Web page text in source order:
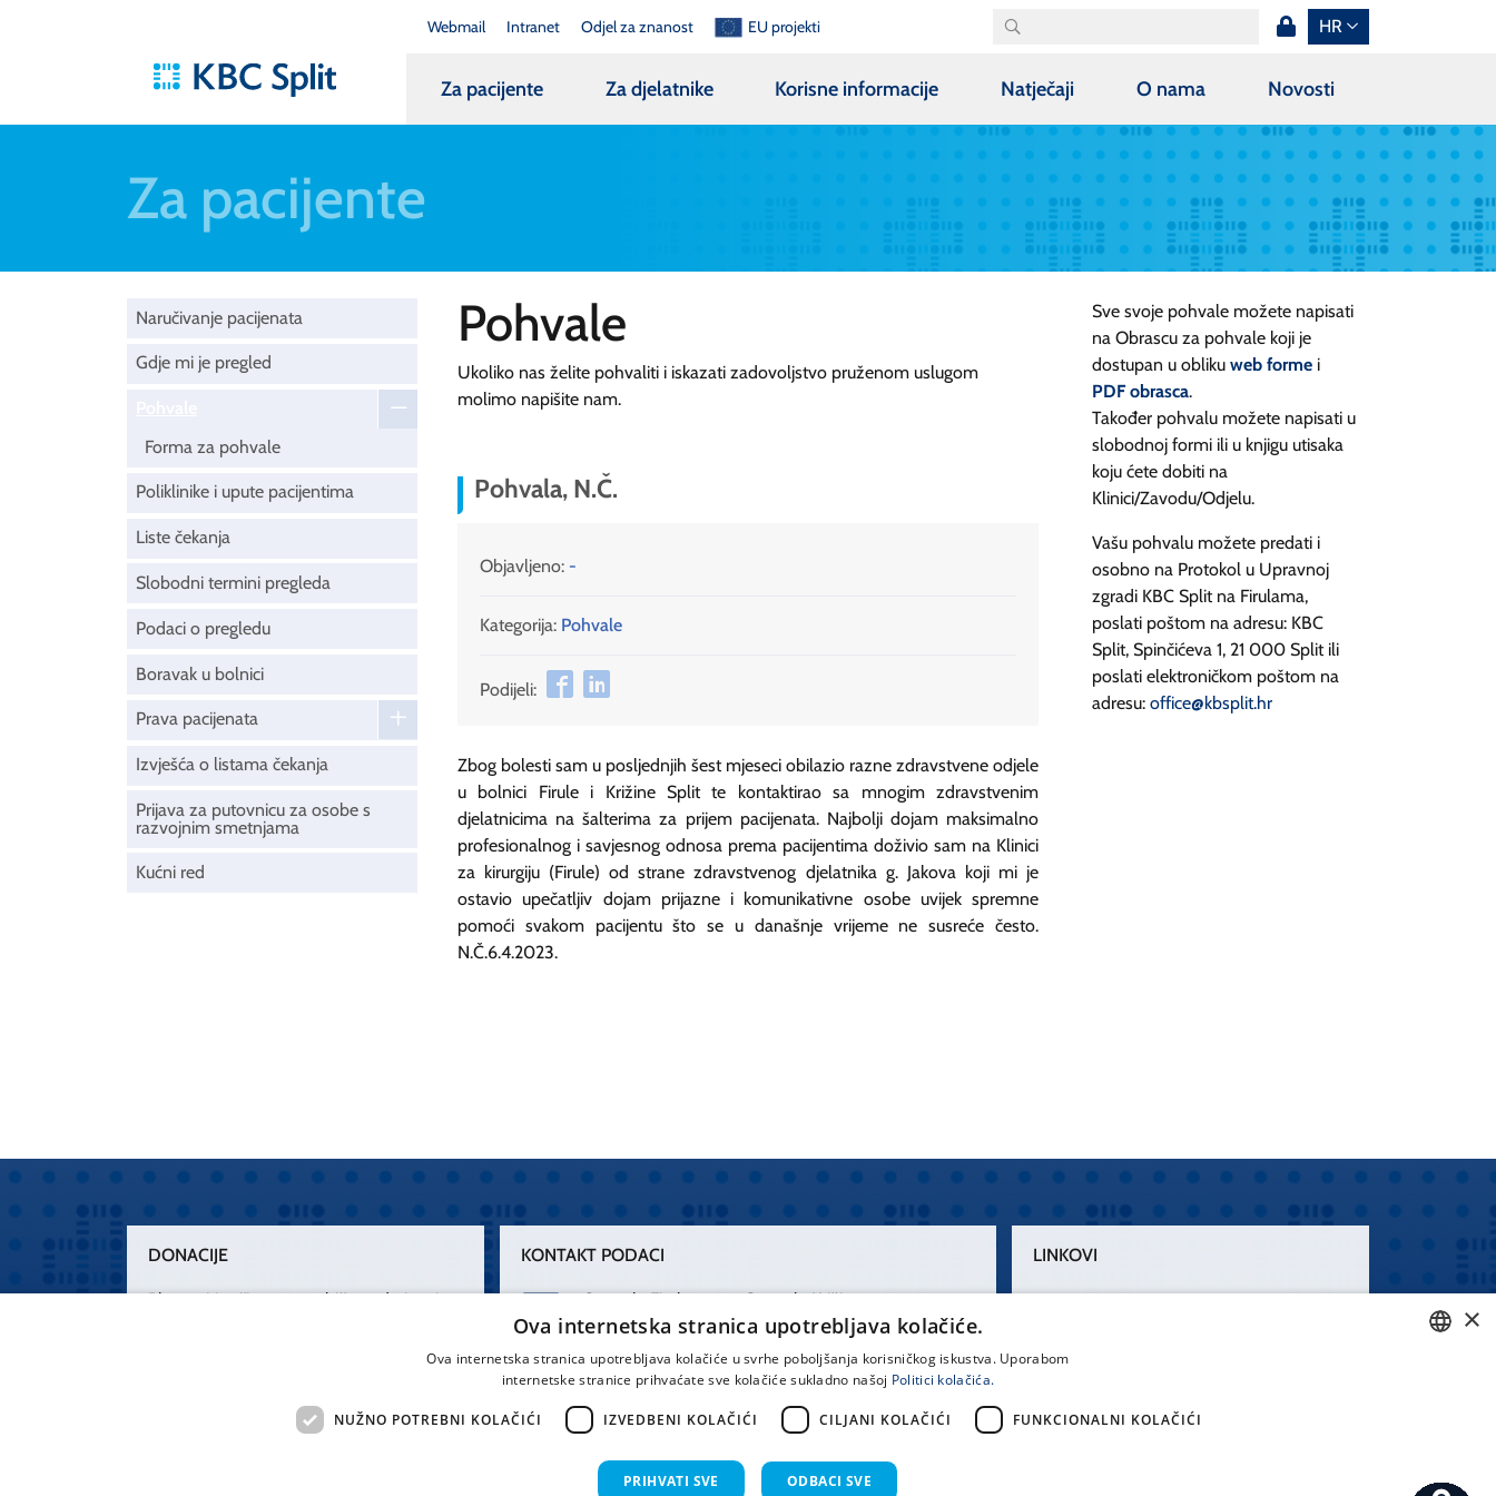
Webmail Intranet Odjel za znanost EU projekti HR
Za pacijente Za djelatnike Korisne informacije Natječaji O nama Novosti
Za pacijente
Naručivanje pacijenata
Gdje mi je pregled
Forma za pohvale
Poliklinike i upute pacijentima
Liste čekanja
Slobodni termini pregleda
Podaci o pregledu
Boravak u bolnici
Prava pacijenata
Izvješća o listama čekanja
Prijava za putovnicu za osobe s
razvojnim smetnjama
Kućni red
Pohvale
Ukoliko nas želite pohvaliti i iskazati zadovoljstvo pruženom uslugom
molimo napišite nam.
Pohvala, N.Č.
Objavljeno: -
Kategorija: Pohvale
Podijeli:
Zbog bolesti sam u posljednjih šest mjeseci obilazio razne zdravstvene odjele
u bolnici Firule i Križine Split te kontaktirao sa mnogim zdravstvenim
djelatnicima na šalterima za prijem pacijenata. Najbolji dojam maksimalno
profesionalnog i savjesnog odnosa prema pacijentima doživio sam na Klinici
za kirurgiju (Firule) od strane zdravstvenog djelatnika g. Jakova koji mi je
ostavio upečatljiv dojam prijazne i komunikativne osobe uvijek spremne
pomoći svakom pacijentu što se u današnje vrijeme ne susreće često.
N.Č.6.4.2023.
Sve svoje pohvale možete napisati
na Obrascu za pohvale koji je
dostupan u obliku web forme i
PDF obrasca.
Također pohvalu možete napisati u
slobodnoj formi ili u knjigu utisaka
koju ćete dobiti na
Klinici/Zavodu/Odjelu.
Vašu pohvalu možete predati i
osobno na Protokol u Upravnoj
zgradi KBC Split na Firulama,
poslati poštom na adresu: KBC
Split, Spinčićeva 1, 21 000 Split ili
poslati elektroničkom poštom na
adresu: office@kbsplit.hr
DONACIJE
Plemenitim činom nesebičnog darivanja
„Zarazimo“ se dobrotom, donirajmo od
KONTAKT PODACI
Centrala Firule
021 556 111
Centrala Križine
021 557 111
Spinčićeva 1,
21000 Split
Hrvatska
office@kbsplit.hr
LINKOVI
×
Ova internetska stranica upotrebljava kolačiće.
Ova internetska stranica upotrebljava kolačiće u svrhe poboljšanja korisničkog iskustva. Uporabom
internetske stranice prihvaćate sve kolačiće sukladno našoj Politici kolačića.
NUŽNO POTREBNI KOLAČIĆI IZVEDBENI KOLAČIĆI CILJANI KOLAČIĆI FUNKCIONALNI KOLAČIĆI
PRIHVATI SVE ODBACI SVE